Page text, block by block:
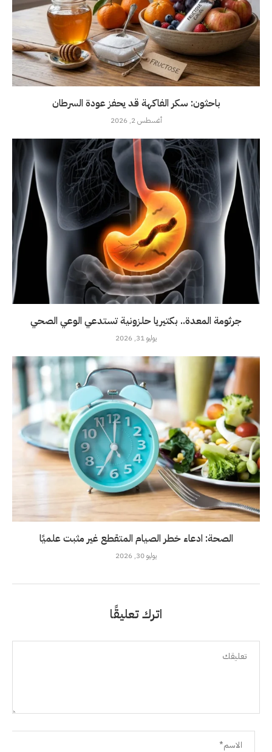
باحثون: سكر الفاكهة قد يحفز عودة السرطان
أغسطس 2, 2026
جرثومة المعدة.. بكتيريا حلزونية تستدعي الوعي الصحي
يوليو 31, 2026
الصحة: ادعاء خطر الصيام المتقطع غير مثبت علميًا
يوليو 30, 2026
اترك تعليقًا